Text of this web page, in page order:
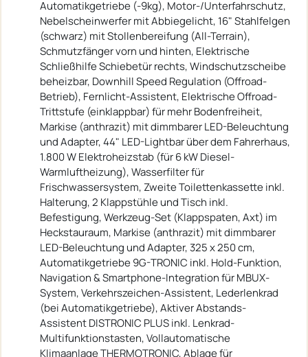
Automatikgetriebe (-9kg), Motor-/Unterfahrschutz,
Nebelscheinwerfer mit Abbiegelicht, 16" Stahlfelgen
(schwarz) mit Stollenbereifung (All-Terrain),
Schmutzfänger vorn und hinten, Elektrische
Schließhilfe Schiebetür rechts, Windschutzscheibe
beheizbar, Downhill Speed Regulation (Offroad-
Betrieb), Fernlicht-Assistent, Elektrische Offroad-
Trittstufe (einklappbar) für mehr Bodenfreiheit,
Markise (anthrazit) mit dimmbarer LED-Beleuchtung
und Adapter, 44" LED-Lightbar über dem Fahrerhaus,
1.800 W Elektroheizstab (für 6 kW Diesel-
Warmluftheizung), Wasserfilter für
Frischwassersystem, Zweite Toilettenkassette inkl.
Halterung, 2 Klappstühle und Tisch inkl.
Befestigung, Werkzeug-Set (Klappspaten, Axt) im
Heckstauraum, Markise (anthrazit) mit dimmbarer
LED-Beleuchtung und Adapter, 325 x 250 cm,
Automatikgetriebe 9G-TRONIC inkl. Hold-Funktion,
Navigation & Smartphone-Integration für MBUX-
System, Verkehrszeichen-Assistent, Lederlenkrad
(bei Automatikgetriebe), Aktiver Abstands-
Assistent DISTRONIC PLUS inkl. Lenkrad-
Multifunktionstasten, Vollautomatische
Klimaanlage THERMOTRONIC, Ablage für